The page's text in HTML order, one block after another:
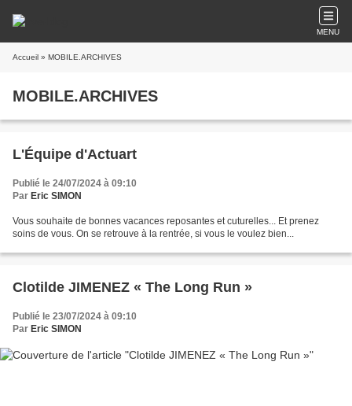
MENU
Accueil » MOBILE.ARCHIVES
MOBILE.ARCHIVES
L'Équipe d'Actuart
Publié le 24/07/2024 à 09:10
Par Eric SIMON
Vous souhaite de bonnes vacances reposantes et cuturelles... Et prenez
soins de vous. On se retrouve à la rentrée, si vous le voulez bien...
Clotilde JIMENEZ « The Long Run »
Publié le 23/07/2024 à 09:10
Par Eric SIMON